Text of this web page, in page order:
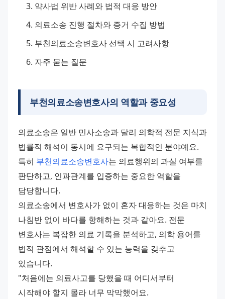
약사법 위반 사례와 법적 대응 방안
의료소송 진행 절차와 증거 수집 방법
부천의료소송변호사 선택 시 고려사항
자주 묻는 질문
부천의료소송변호사의 역할과 중요성
의료소송은 일반 민사소송과 달리 의학적 전문 지식과
법률적 해석이 동시에 요구되는 복합적인 분야예요.
특히 부천의료소송변호사는 의료행위의 과실 여부를
판단하고, 인과관계를 입증하는 중요한 역할을
담당합니다.
의료소송에서 변호사가 없이 혼자 대응하는 것은 마치
나침반 없이 바다를 항해하는 것과 같아요. 전문
변호사는 복잡한 의료 기록을 분석하고, 의학 용어를
법적 관점에서 해석할 수 있는 능력을 갖추고
있습니다.
"처음에는 의료사고를 당했을 때 어디서부터
시작해야 할지 몰라 너무 막막했어요.